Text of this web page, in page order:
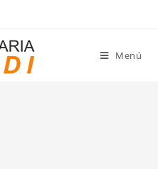
Menú